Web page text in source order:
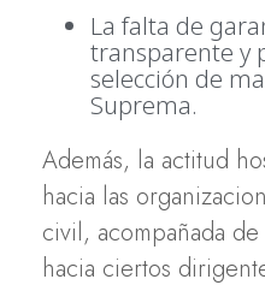
La falta de
transparente y
selección de
Suprema.
Además, la actitud
hacia las
civil, acompañada
hacia ciertos